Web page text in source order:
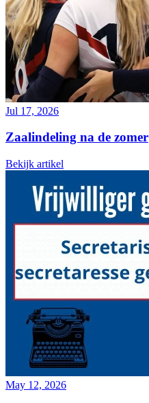
Jul 17, 2026
Zaalindeling na de zomer
Bekijk artikel
May 12, 2026